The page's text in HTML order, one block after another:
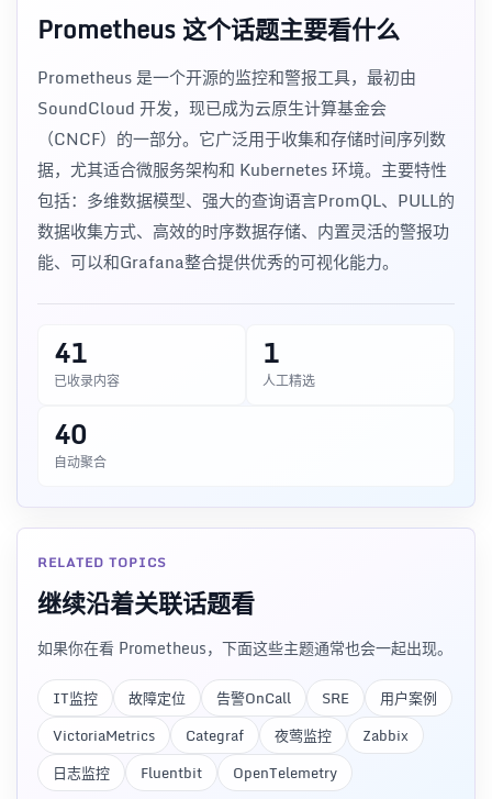
Prometheus 这个话题主要看什么
Prometheus 是一个开源的监控和警报工具，最初由
SoundCloud 开发，现已成为云原生计算基金会
（CNCF）的一部分。它广泛用于收集和存储时间序列数
据，尤其适合微服务架构和 Kubernetes 环境。主要特性
包括：多维数据模型、强大的查询语言PromQL、PULL的
数据收集方式、高效的时序数据存储、内置灵活的警报功
能、可以和Grafana整合提供优秀的可视化能力。
41
已收录内容
1
人工精选
40
自动聚合
RELATED TOPICS
继续沿着关联话题看
如果你在看 Prometheus，下面这些主题通常也会一起出现。
IT监控 故障定位 告警OnCall SRE
用户案例
VictoriaMetrics
Categraf 夜莺监控
Zabbix
日志监控
Fluentbit OpenTelemetry